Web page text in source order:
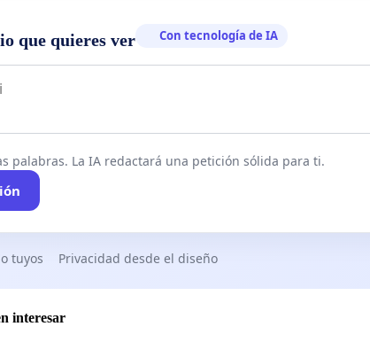
que quieres ver Con tecnología de IA
palabras. La IA redactará una petición sólida para ti.
tuyos Privacidad desde el diseño
interesar